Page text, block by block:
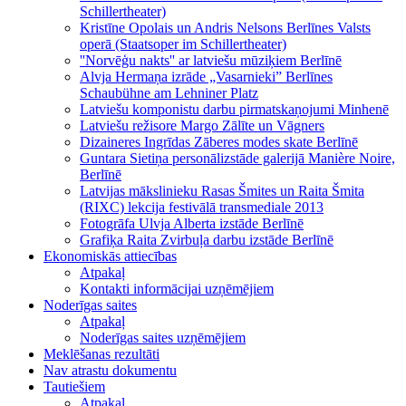
Schillertheater)
Kristīne Opolais un Andris Nelsons Berlīnes Valsts
operā (Staatsoper im Schillertheater)
''Norvēģu nakts'' ar latviešu mūziķiem Berlīnē
Alvja Hermaņa izrāde „Vasarnieki” Berlīnes
Schaubühne am Lehniner Platz
Latviešu komponistu darbu pirmatskaņojumi Minhenē
Latviešu režisore Margo Zālīte un Vāgners
Dizaineres Ingrīdas Zāberes modes skate Berlīnē
Guntara Sietiņa personālizstāde galerijā Manière Noire,
Berlīnē
Latvijas mākslinieku Rasas Šmites un Raita Šmita
(RIXC) lekcija festivālā transmediale 2013
Fotogrāfa Ulvja Alberta izstāde Berlīnē
Grafiķa Raita Zvirbuļa darbu izstāde Berlīnē
Ekonomiskās attiecības
Atpakaļ
Kontakti informācijai uzņēmējiem
Noderīgas saites
Atpakaļ
Noderīgas saites uzņēmējiem
Meklēšanas rezultāti
Nav atrastu dokumentu
Tautiešiem
Atpakaļ